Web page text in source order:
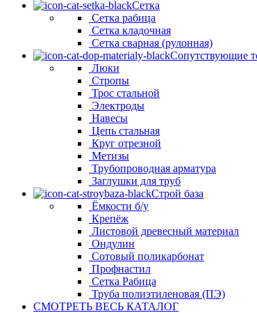
Сетка
Сетка рабица
Сетка кладочная
Сетка сварная (рулонная)
Сопутствующие
Люки
Стропы
Трос стальной
Электроды
Навесы
Цепь стальная
Круг отрезной
Метизы
Трубопроводная арматура
Заглушки для труб
Строй база
Ёмкости б/у
Крепёж
Листовой древесный материал
Ондулин
Сотовый поликарбонат
Профнастил
Сетка Рабица
Труба полиэтиленовая (ПЭ)
СМОТРЕТЬ ВЕСЬ КАТАЛОГ